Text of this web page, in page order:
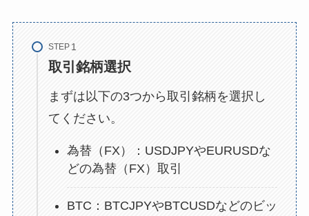
STEP
取引銘柄選択
まずは以下の3つから取引銘柄を選択し
てください。
為替（FX）：USDJPYやEURUSDな
どの為替（FX）取引
BTC：BTCJPYやBTCUSDなどのビッ